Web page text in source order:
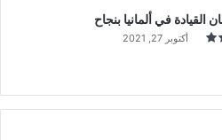
القيادة في ألمانيا بنجاح
أكتوبر 27, 2021